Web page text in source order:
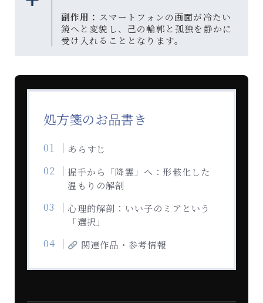
副作用： スマートフォンの画面が冷たい
鏡へと変貌し、己の輪郭と孤独を静かに
受け入れることとなります。
処方箋のお品書き
あらすじ
握手から「降霊」へ：形骸化した
温もりの解剖
心理的解剖：いい子のミアという
「選択」
関連作品・参考情報